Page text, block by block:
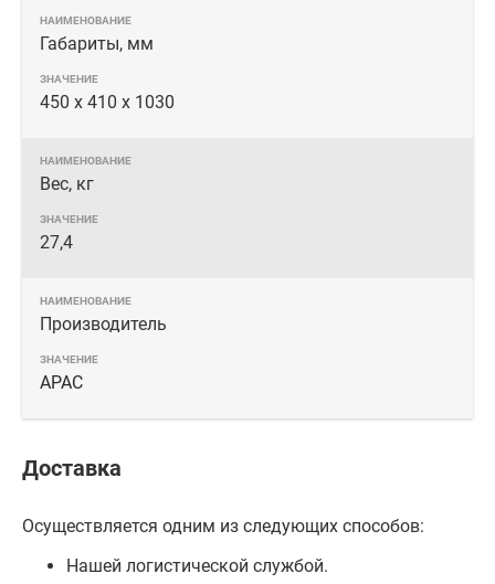
Габариты, мм
450 х 410 х 1030
Вес, кг
27,4
Производитель
APAC
Доставка
Осуществляется одним из следующих способов:
Нашей логистической службой.